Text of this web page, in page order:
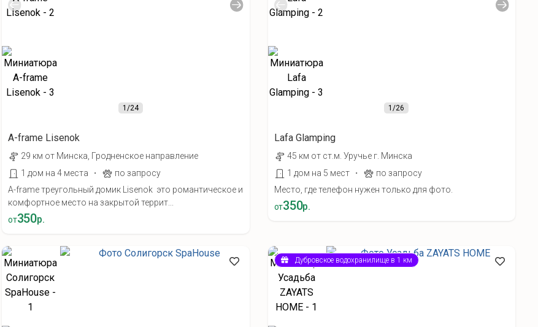
1/24
A-frame Lisenok
29 км от Минска, Гродненское направление
1 дом на 4 места
·
по запросу
A-frame треугольный домик Lisenok это романтическое и
комфортное место на закрытой террит...
от350р.
1/26
Lafa Glamping
45 км от ст.м. Уручье г. Минска
1 дом на 5 мест
·
по запросу
Место, где телефон нужен только для фото.
от350р.
Дубровское водохранилище в 1 км